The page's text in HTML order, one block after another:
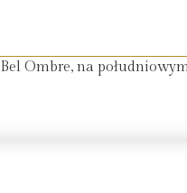
Bel Ombre, na